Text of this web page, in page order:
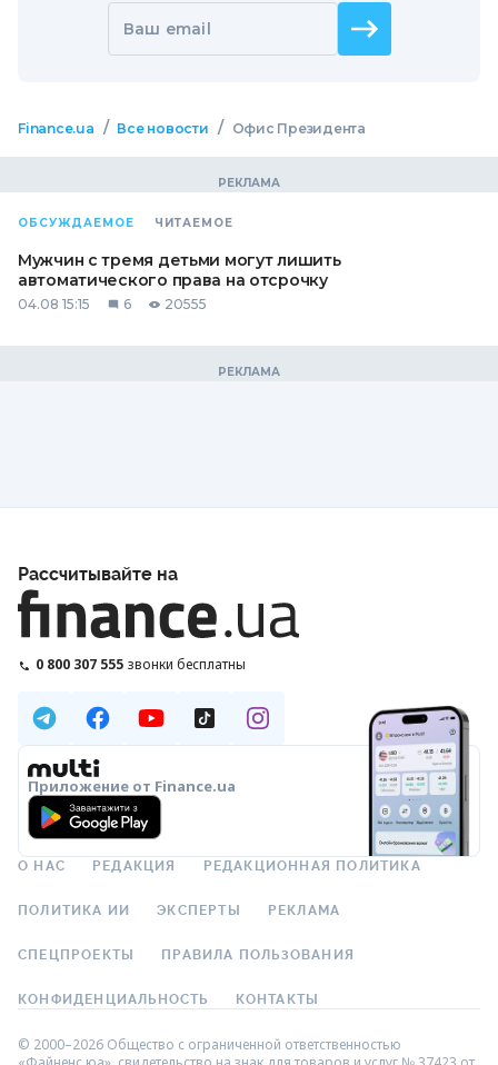
Ваш email
Finance.ua / Все новости / Офис Президента
ОБСУЖДАЕМОЕ ЧИТАЕМОЕ
Мужчин с тремя детьми могут лишить
автоматического права на отсрочку
04.08 15:15 6 20555
Рассчитывайте на
0 800 307 555 звонки бесплатны
Приложение от Finance.ua
О НАС РЕДАКЦИЯ РЕДАКЦИОННАЯ ПОЛИТИКА
ПОЛИТИКА ИИ ЭКСПЕРТЫ РЕКЛАМА
СПЕЦПРОЕКТЫ ПРАВИЛА ПОЛЬЗОВАНИЯ
КОНФИДЕНЦИАЛЬНОСТЬ КОНТАКТЫ
© 2000–2026 Общество с ограниченной ответственностью